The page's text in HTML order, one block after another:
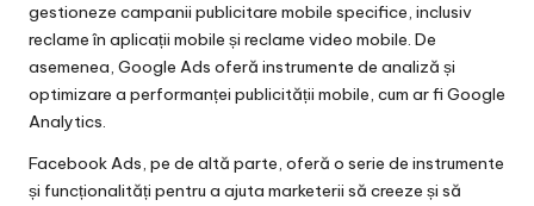
gestioneze campanii publicitare mobile specifice, inclusiv
reclame în aplicații mobile și reclame video mobile. De
asemenea, Google Ads oferă instrumente de analiză și
optimizare a performanței publicității mobile, cum ar fi Google
Analytics.
Facebook Ads, pe de altă parte, oferă o serie de instrumente
și funcționalități pentru a ajuta marketerii să creeze și să